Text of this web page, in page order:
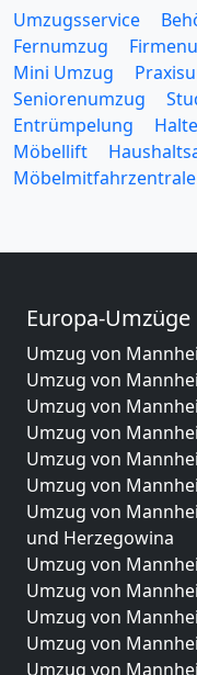
Umzugsservice
Fernumzug
Mini Umzug
Seniorenumzug
Entrümpelung
Möbellift
Möbelmitfahrzentrale
Europa-Umzüge
Umzug von
Umzug von
Umzug von
Umzug von
Umzug von
Umzug von
Umzug von
und Herzegowina
Umzug von
Umzug von
Umzug von
Umzug von
Umzug von